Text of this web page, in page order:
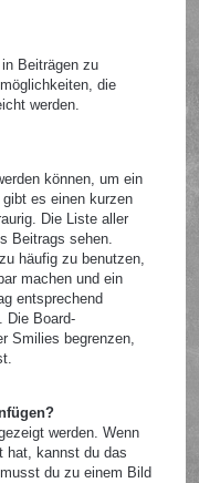
Beiträgen zu
die
werden.
können, um ein
es einen kurzen
Die Liste aller
Beitrags sehen.
häufig zu benutzen,
machen und ein
entsprechend
Die Board-
Smilies begrenzen,
werden. Wenn
hat, kannst du das
du zu einem Bild